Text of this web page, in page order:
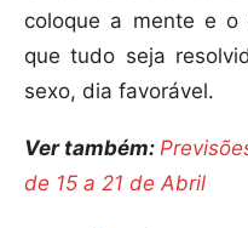
coloque a mente e o
que tudo seja
sexo, dia favorável.
Ver também:
de 15 a 21 de Abril